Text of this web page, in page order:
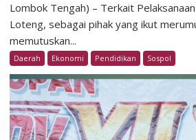
Lombok Tengah) – Terkait
Loteng, sebagai pihak yang ikut
memutuskan...
Daerah Ekonomi Pendidikan Sospol